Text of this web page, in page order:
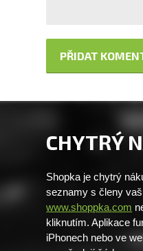
CHYTRÝ
Shopka je chytrý
seznamy s členy
www.shoppka.com
kliknutím. Aplikace
iPhonech nebo ve